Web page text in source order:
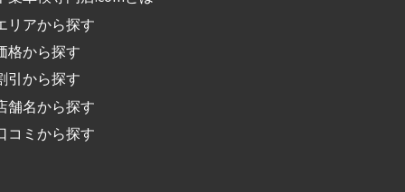
リアから探す
格から探す
引から探す
舗名から探す
コミから探す